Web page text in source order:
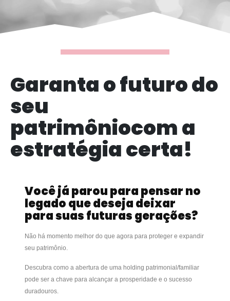
Garanta o futuro do
seu
patrimôniocom a
estratégia certa!
Você já parou para pensar no
legado que deseja deixar
para suas futuras gerações?
Não há momento melhor do que agora para proteger e expandir
seu patrimônio.
Descubra como a abertura de uma holding patrimonial/familiar
pode ser a chave para alcançar a prosperidade e o sucesso
duradouros.